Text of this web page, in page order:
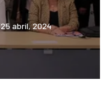
25 abril, 2024